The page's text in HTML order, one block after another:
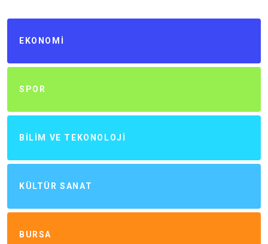
EKONOMI
SPOR
BILIM VE TEKONOLOJI
KÜLTÜR SANAT
BURSA